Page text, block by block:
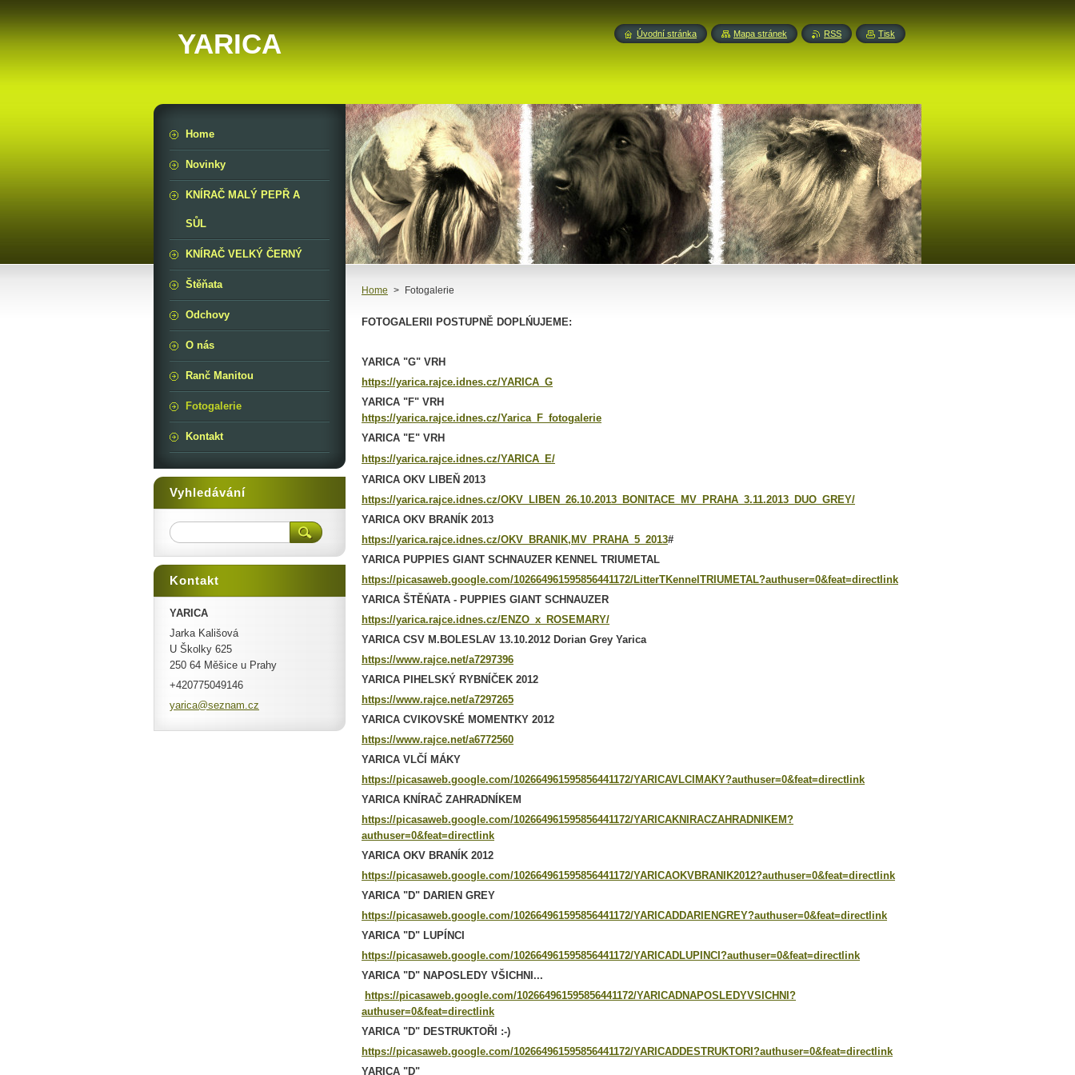
YARICA
Home > Fotogalerie
FOTOGALERII POSTUPNĚ DOPLŃUJEME:
YARICA "G" VRH
https://yarica.rajce.idnes.cz/YARICA_G
YARICA "F" VRH
https://yarica.rajce.idnes.cz/Yarica_F_fotogalerie
YARICA "E" VRH
https://yarica.rajce.idnes.cz/YARICA_E/
YARICA OKV LIBEŇ 2013
https://yarica.rajce.idnes.cz/OKV_LIBEN_26.10.2013_BONITACE_MV_PRAHA_3.11.2013_DUO_GREY/
YARICA OKV BRANÍK 2013
https://yarica.rajce.idnes.cz/OKV_BRANIK,MV_PRAHA_5_2013#
YARICA PUPPIES GIANT SCHNAUZER KENNEL TRIUMETAL
https://picasaweb.google.com/102664961595856441172/LitterTKennelTRIUMETAL?authuser=0&feat=directlink
YARICA ŠTĚŃATA - PUPPIES GIANT SCHNAUZER
https://yarica.rajce.idnes.cz/ENZO_x_ROSEMARY/
YARICA CSV M.BOLESLAV 13.10.2012 Dorian Grey Yarica
https://www.rajce.net/a7297396
YARICA PIHELSKÝ RYBNÍČEK 2012
https://www.rajce.net/a7297265
YARICA CVIKOVSKÉ MOMENTKY 2012
https://www.rajce.net/a6772560
YARICA VLČÍ MÁKY
https://picasaweb.google.com/102664961595856441172/YARICAVLCIMAKY?authuser=0&feat=directlink
YARICA KNÍRAČ ZAHRADNÍKEM
https://picasaweb.google.com/102664961595856441172/YARICAKNIRACZAHRADNIKEM?
authuser=0&feat=directlink
YARICA OKV BRANÍK 2012
https://picasaweb.google.com/102664961595856441172/YARICAOKVBRANIK2012?authuser=0&feat=directlink
YARICA "D" DARIEN GREY
https://picasaweb.google.com/102664961595856441172/YARICADDARIENGREY?authuser=0&feat=directlink
YARICA "D" LUPÍNCI
https://picasaweb.google.com/102664961595856441172/YARICADLUPINCI?authuser=0&feat=directlink
YARICA "D" NAPOSLEDY VŠICHNI...
https://picasaweb.google.com/102664961595856441172/YARICADNAPOSLEDYVSICHNI?
authuser=0&feat=directlink
YARICA "D" DESTRUKTOŘI :-)
https://picasaweb.google.com/102664961595856441172/YARICADDESTRUKTORI?authuser=0&feat=directlink
YARICA "D"
Home
Novinky
KNÍRAČ MALÝ PEPŘ A
SŮL
KNÍRAČ VELKÝ ČERNÝ
Štěňata
Odchovy
O nás
Ranč Manitou
Fotogalerie
Kontakt
Vyhledávání
Kontakt
YARICA
Jarka Kališová
U Školky 625
250 64 Měšice u Prahy
+420775049146
yarica@seznam.cz
Úvodní stránka Mapa stránek RSS Tisk